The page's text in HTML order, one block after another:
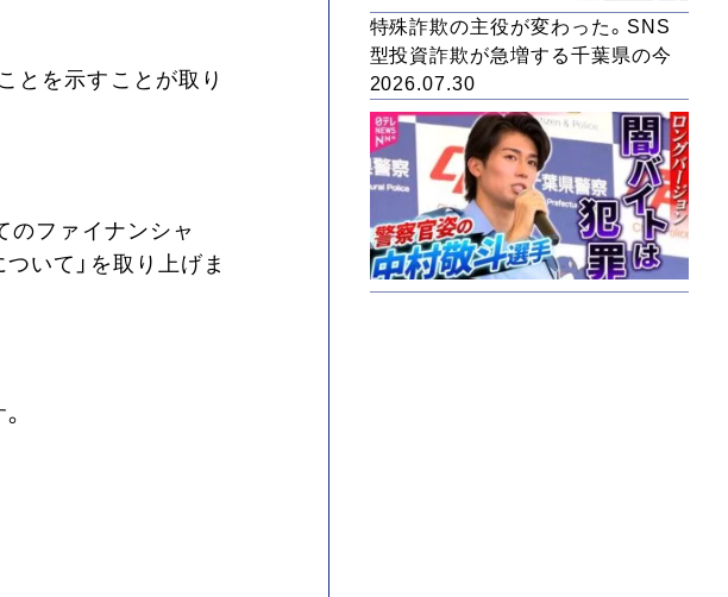
とを示すことが取り
のファイナンシャ
いて」を取り上げま
特殊詐欺の主役が変わった。SNS
型投資詐欺が急増する千葉県の今
2026.07.30